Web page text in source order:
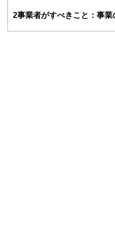
いる。
学では経営学や消費生
2事業者がすべきこと：事業